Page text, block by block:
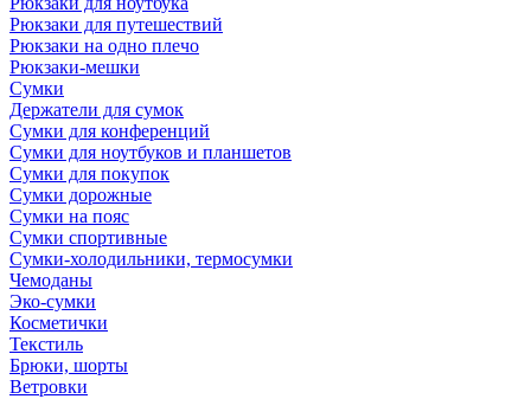
Рюкзаки для путешествий
Рюкзаки на одно плечо
Рюкзаки-мешки
Сумки
Держатели для сумок
Сумки для конференций
Сумки для ноутбуков и планшетов
Сумки для покупок
Сумки дорожные
Сумки на пояс
Сумки спортивные
Сумки-холодильники, термосумки
Чемоданы
Эко-сумки
Косметички
Текстиль
Брюки, шорты
Ветровки